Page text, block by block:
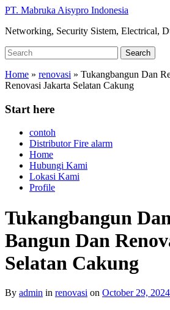
Skip
main
PT. Mabruka Aisypro Indonesia
Networking, Security Sistem, Electrical,
Search
for:
Search
Home » renovasi » Tukangbangun Dan
Renovasi Jakarta Selatan Cakung
Start here
contoh
Distributor Fire alarm
Home
Hubungi Kami
Lokasi Kami
Profile
Tukangbangun
Bangun Dan
Selatan Cakung
By admin in renovasi on October 29, 2024